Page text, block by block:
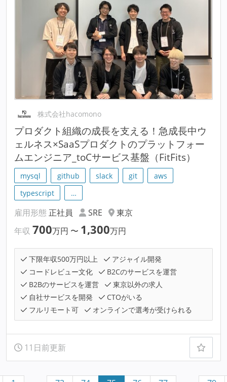
株式会社hacomono
プロダクト組織の成長を支える！急成長中ウ
ェルネス×SaaSプロダクトのプラットフォー
ムエンジニア_toCサービス基盤（FitFits）
mysql github slack git
aws
typescript
…
雇用形態 正社員 SRE
東京
年収 700万円 〜 1,300万円
下限年収500万円以上
アジャイル開発
コードレビュー文化
B2Cのサービスを運営
B2Bのサービスを運営
東京以外の求人
自社サービスを開発
CTOがいる
フルリモート可
オンラインで選考が受けられる
11日前更新